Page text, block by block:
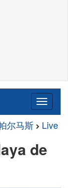
尔马斯 Live
de